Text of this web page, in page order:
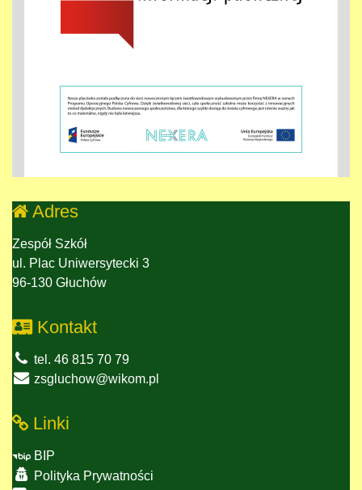
Adres
Zespół Szkół
ul. Plac Uniwersytecki 3
96-130 Głuchów
Kontakt
tel. 46 815 70 79
zsgluchow@wikom.pl
Linki
BIP
Polityka Prywatności